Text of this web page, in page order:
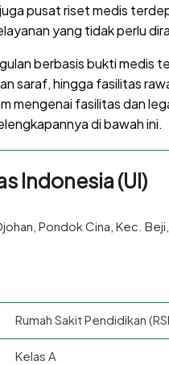
pusat riset medis
yang tidak perlu
berbasis bukti medis
saraf, hingga fasilitas
mengenai fasilitas dan
di bawah ini.
Indonesia (UI)
Pondok Cina, Kec.
Rumah Sakit Pendidikan
Kelas A